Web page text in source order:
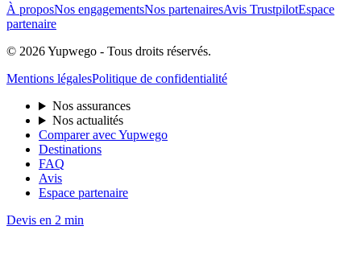
À proposNos engagementsNos partenairesAvis TrustpilotEspace
partenaire
© 2026 Yupwego - Tous droits réservés.
Mentions légalesPolitique de confidentialité
Nos assurances
Nos actualités
Comparer avec Yupwego
Destinations
FAQ
Avis
Espace partenaire
Devis en 2 min